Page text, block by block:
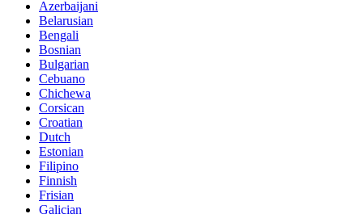
Azerbaijani
Belarusian
Bengali
Bosnian
Bulgarian
Cebuano
Chichewa
Corsican
Croatian
Dutch
Estonian
Filipino
Finnish
Frisian
Galician